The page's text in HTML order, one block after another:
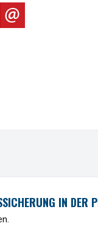
IN DER